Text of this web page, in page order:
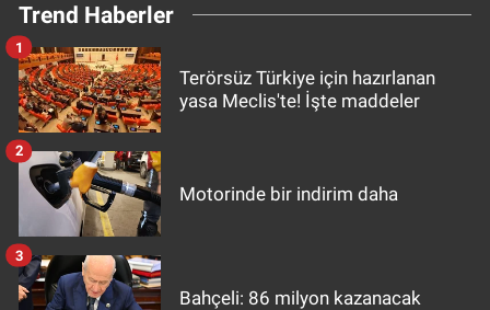
Trend Haberler
Terörsüz Türkiye için hazırlanan
yasa Meclis'te! İşte maddeler
1
Motorinde bir indirim daha
2
Bahçeli: 86 milyon kazanacak
3